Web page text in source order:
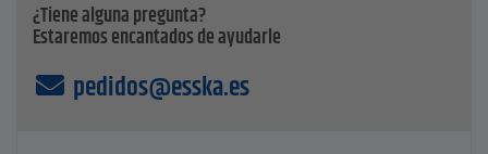
¿Tiene alguna pregunta?
Estaremos encantados de ayudarle
pedidos@esska.es